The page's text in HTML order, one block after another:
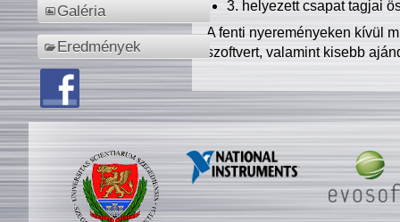
Galéria
Eredmények
3. helyezett csapat tagjai
A fenti nyereményeken kívül
szoftvert, valamint kisebb